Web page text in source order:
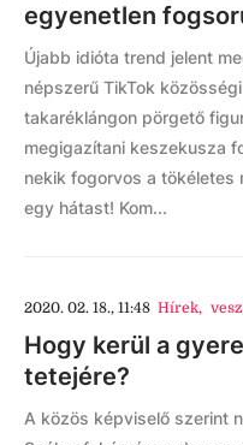
egyenetlen
Újabb idióta trend jelent
népszerű TikTok
takaréklángon pörgető
megigazítani keszekusza
nekik fogorvos a tökéletes
egy hátast! Kom...
2020. 02. 18., 11:48 Hírek,
Hogy kerül a
tetejére?
A közös képviselő szerint